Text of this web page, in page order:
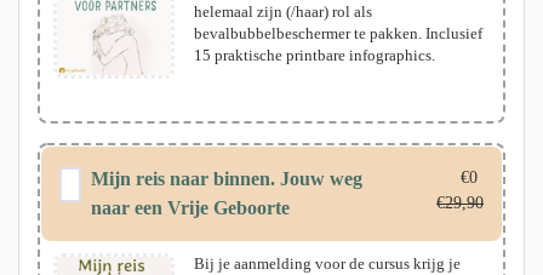
helemaal zijn (/haar) rol als
bevalbubbelbeschermer te pakken. Inclusief
15 praktische printbare infographics.
Mijn reis naar binnen. Jouw weg
naar een Vrije Geboorte
€0
€29,90
Bij je aanmelding voor de cursus krijg je